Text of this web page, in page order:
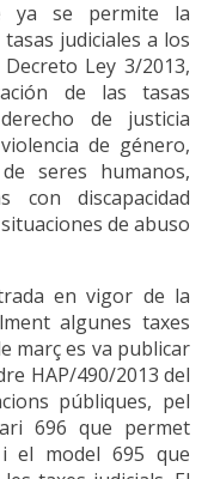
ya se permite la
judiciales a los
Ley 3/2013,
de las tasas
de justicia
de género,
seres humanos,
con discapacidad
de abuso
en vigor de la
algunes taxes
març es va publicar
HAP/490/2013 del
públiques, pel
696 que permet
el model 695 que